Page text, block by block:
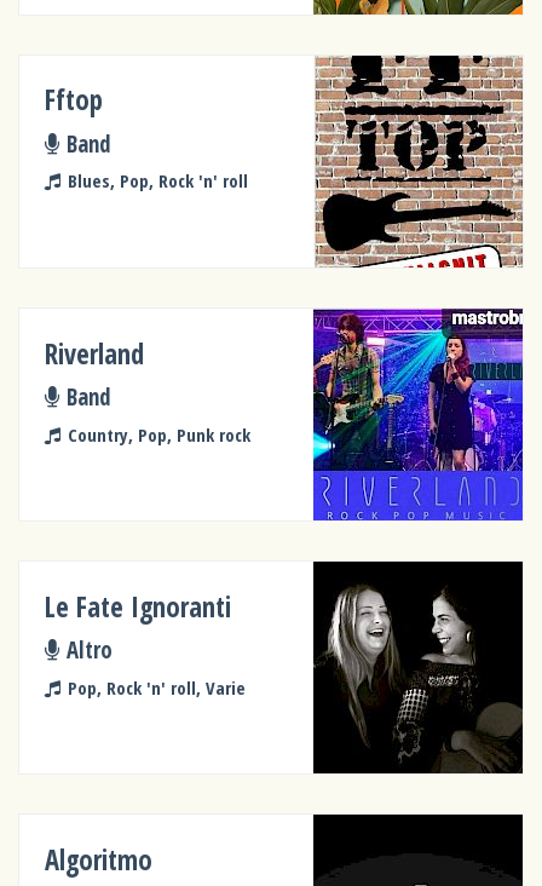
Fftop
Band
Blues, Pop, Rock 'n' roll
Riverland
Band
Country, Pop, Punk rock
Le Fate Ignoranti
Altro
Pop, Rock 'n' roll, Varie
Algoritmo